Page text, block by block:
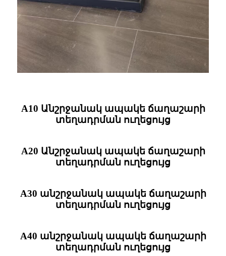
A10 Անշրջանակ ապակե ճաղաշարի
տեղադրման ուղեցույց
A20 Անշրջանակ ապակե ճաղաշարի
տեղադրման ուղեցույց
A30 անշրջանակ ապակե ճաղաշարի
տեղադրման ուղեցույց
A40 անշրջանակ ապակե ճաղաշարի
տեղադրման ուղեցույց